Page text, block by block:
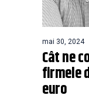
mai 30, 2024
Cât ne
firmele
euro